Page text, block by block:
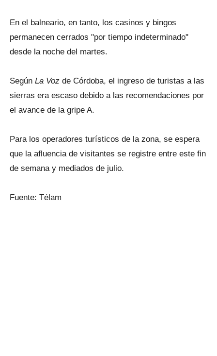
En el balneario, en tanto, los casinos y bingos
permanecen cerrados "por tiempo indeterminado"
desde la noche del martes.
Según La Voz de Córdoba, el ingreso de turistas a las
sierras era escaso debido a las recomendaciones por
el avance de la gripe A.
Para los operadores turísticos de la zona, se espera
que la afluencia de visitantes se registre entre este fin
de semana y mediados de julio.
Fuente: Télam